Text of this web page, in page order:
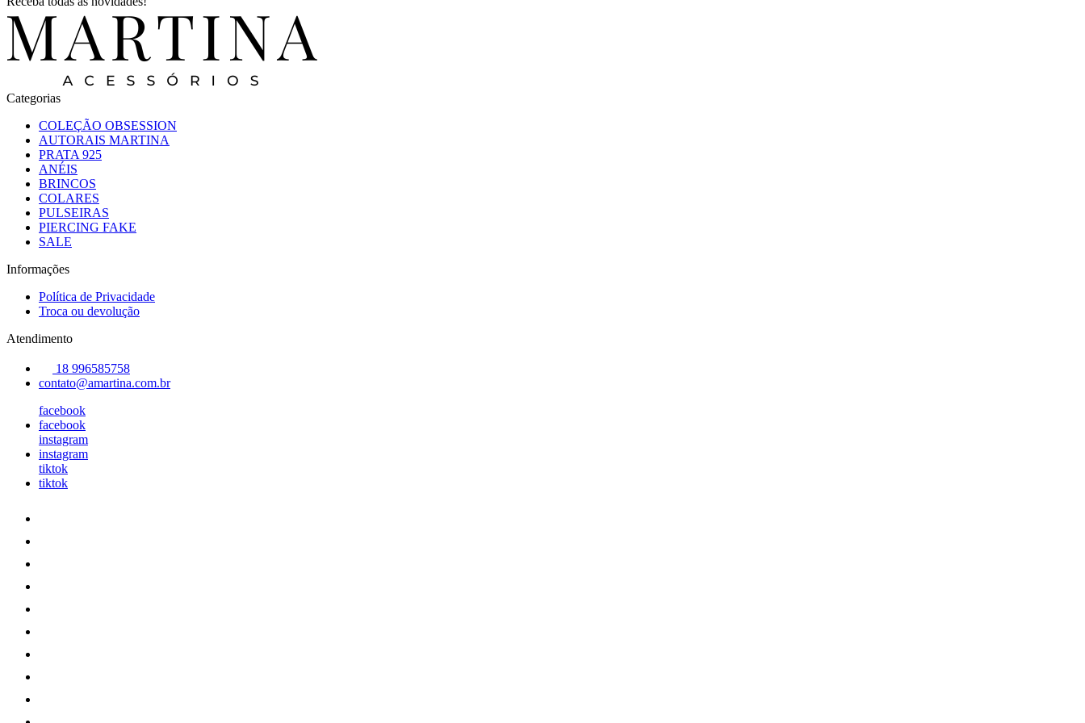
Categorias
COLEÇÃO OBSESSION
AUTORAIS MARTINA
PRATA 925
ANÉIS
BRINCOS
COLARES
PULSEIRAS
PIERCING FAKE
SALE
Informações
Política de Privacidade
Troca ou devolução
Atendimento
18 996585758
contato@amartina.com.br
facebook
facebook
instagram
instagram
tiktok
tiktok